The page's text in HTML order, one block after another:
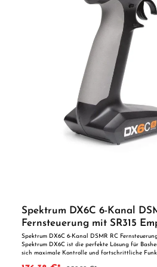
von Erwachsenen. Vorteile auf einen Blick
für den RC-EinsatzKompatibel mit gängigen
zur Erweiterung, Wartung oder Individualisierung
Spektrum DX6C 6-Kanal
Fernsteuerung mit SR315
Spektrum DX6C 6-Kanal DSMR RC Fernsteuerung
Spektrum DX6C ist die perfekte Lösung für
sich maximale Kontrolle und fortschrittliche